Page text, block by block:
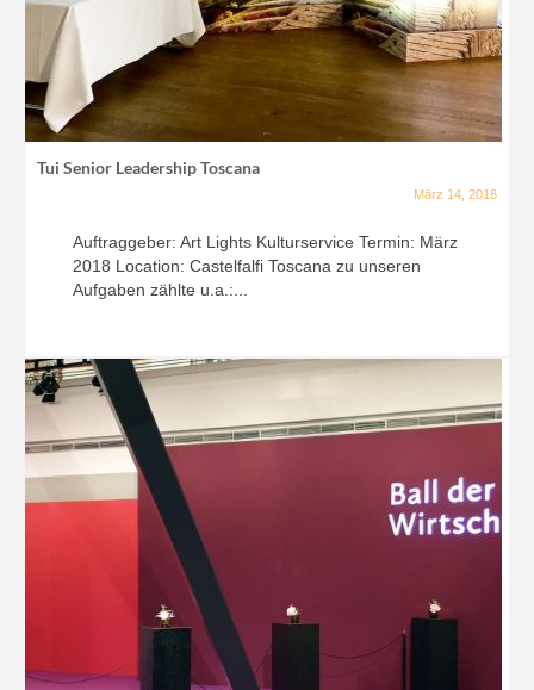
Tui Senior Leadership Toscana
März 14, 2018
Auftraggeber: Art Lights Kulturservice Termin: März
2018 Location: Castelfalfi Toscana zu unseren
Aufgaben zählte u.a.:...